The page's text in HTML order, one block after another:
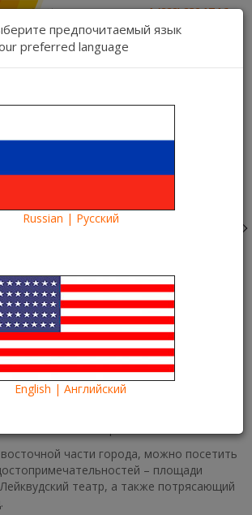
1 (888) 832 17 16
1 (888) 827 06 06
техническая поддержка
Связь Регистрация Вход
Brooklyn
Информация
Dallas
TV Brooklyn 21385
Information
Kartina TV Dallas Kartina TV Texas
века Даллас был небольшим торговым
– это крупный современный
каждом шагу можно увидеть шикарные
отели и гостиницы.
части города, можно посетить
– площади
театр, а также потрясающий
предпочитаемый язык
preferred language
Russian | Русский
English | Английский